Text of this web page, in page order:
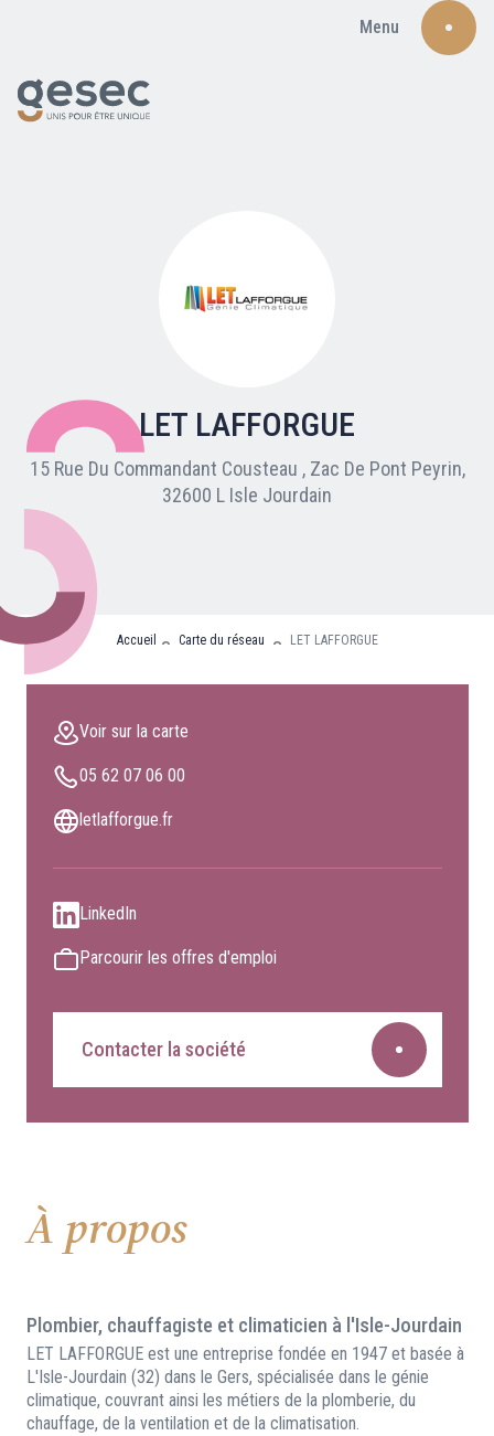
Menu
Nos adhérents
Carte du réseau
Nos partenaires
Clients professionnels
Blog
Nous rejoindre
LET LAFFORGUE
15 Rue Du Commandant Cousteau , Zac De Pont Peyrin,
32600 L Isle Jourdain
Accueil Carte du réseau LET LAFFORGUE
Voir sur la carte
05 62 07 06 00
letlafforgue.fr
LinkedIn
Parcourir les offres d'emploi
Contacter la société
À propos
Plombier, chauffagiste et climaticien à l'Isle-Jourdain
LET LAFFORGUE est une entreprise fondée en 1947 et basée à
L'Isle-Jourdain (32) dans le Gers, spécialisée dans le génie
climatique, couvrant ainsi les métiers de la plomberie, du
chauffage, de la ventilation et de la climatisation.